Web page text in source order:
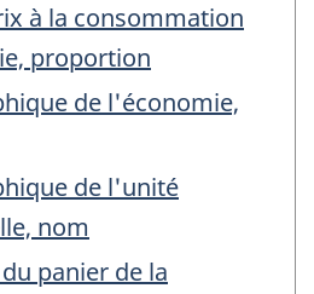
à la consommation
proportion
de l'économie,
de l'unité
nom
panier de la